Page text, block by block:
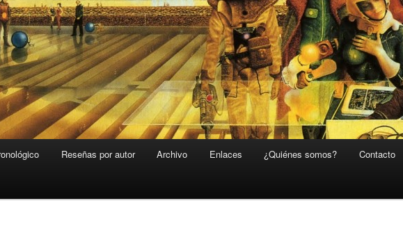
Reseñas por autor Archivo Enlaces ¿Quiénes somos? Contacto